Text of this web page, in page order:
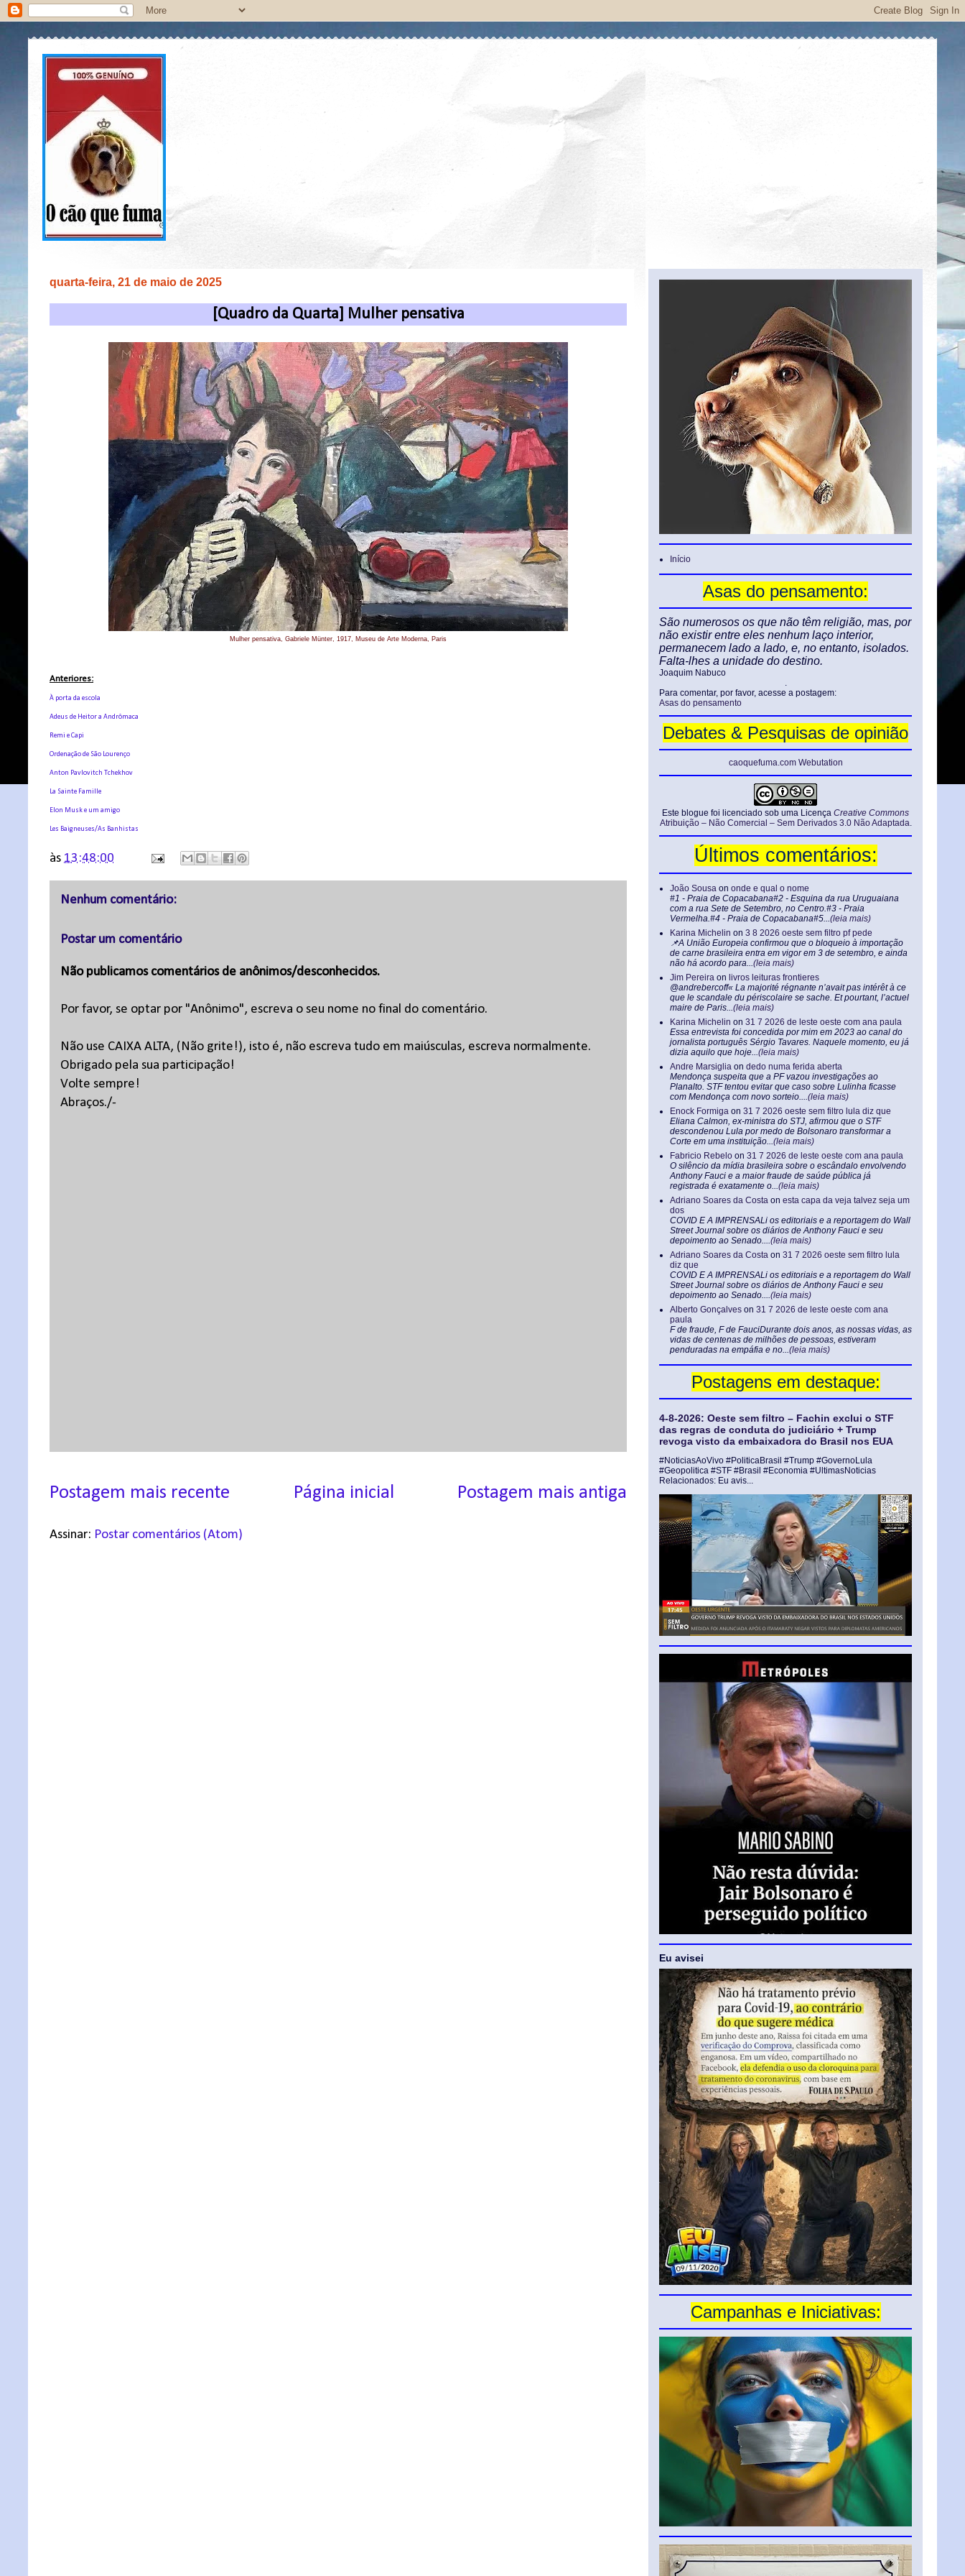
quarta-feira, 21 de maio de 2025
[Quadro da Quarta] Mulher pensativa
Mulher pensativa, Gabriele Münter, 1917, Museu de Arte Moderna, Paris
Anteriores:
À porta da escola
Adeus de Heitor a Andrômaca
Remi e Capi
Ordenação de São Lourenço
Anton Pavlovitch Tchekhov
La Sainte Famille
Elon Musk e um amigo
Les Baigneuses/As Banhistas
às 13:48:00
Nenhum comentário:
Postar um comentário
Não publicamos comentários de anônimos/desconhecidos.
Por favor, se optar por "Anônimo", escreva o seu nome no final do comentário.
Não use CAIXA ALTA, (Não grite!), isto é, não escreva tudo em maiúsculas, escreva normalmente.
Obrigado pela sua participação!
Volte sempre!
Abraços./-
Postagem mais recente Postagem mais antiga
Página inicial
Assinar: Postar comentários (Atom)
Início
Asas do pensamento:
São numerosos os que não têm religião, mas, por
não existir entre eles nenhum laço interior,
permanecem lado a lado, e, no entanto, isolados.
Falta-lhes a unidade do destino.
Joaquim Nabuco
.
Para comentar, por favor, acesse a postagem:
Asas do pensamento
Debates & Pesquisas de opinião
caoquefuma.com Webutation
Este blogue foi licenciado sob uma Licença Creative Commons
Atribuição – Não Comercial – Sem Derivados 3.0 Não Adaptada.
Últimos comentários:
João Sousa on onde e qual o nome
#1 - Praia de Copacabana#2 - Esquina da rua Uruguaiana
com a rua Sete de Setembro, no Centro.#3 - Praia
Vermelha.#4 - Praia de Copacabana#5...(leia mais)
Karina Michelin on 3 8 2026 oeste sem filtro pf pede
📌A União Europeia confirmou que o bloqueio à importação
de carne brasileira entra em vigor em 3 de setembro, e ainda
não há acordo para...(leia mais)
Jim Pereira on livros leituras frontieres
@andrebercoff« La majorité régnante n’avait pas intérêt à ce
que le scandale du périscolaire se sache. Et pourtant, l’actuel
maire de Paris...(leia mais)
Karina Michelin on 31 7 2026 de leste oeste com ana paula
Essa entrevista foi concedida por mim em 2023 ao canal do
jornalista português Sérgio Tavares. Naquele momento, eu já
dizia aquilo que hoje...(leia mais)
Andre Marsiglia on dedo numa ferida aberta
Mendonça suspeita que a PF vazou investigações ao
Planalto. STF tentou evitar que caso sobre Lulinha ficasse
com Mendonça com novo sorteio....(leia mais)
Enock Formiga on 31 7 2026 oeste sem filtro lula diz que
Eliana Calmon, ex-ministra do STJ, afirmou que o STF
descondenou Lula por medo de Bolsonaro transformar a
Corte em uma instituição...(leia mais)
Fabricio Rebelo on 31 7 2026 de leste oeste com ana paula
O silêncio da mídia brasileira sobre o escândalo envolvendo
Anthony Fauci e a maior fraude de saúde pública já
registrada é exatamente o...(leia mais)
Adriano Soares da Costa on esta capa da veja talvez seja um
dos
COVID E A IMPRENSALi os editoriais e a reportagem do Wall
Street Journal sobre os diários de Anthony Fauci e seu
depoimento ao Senado....(leia mais)
Adriano Soares da Costa on 31 7 2026 oeste sem filtro lula
diz que
COVID E A IMPRENSALi os editoriais e a reportagem do Wall
Street Journal sobre os diários de Anthony Fauci e seu
depoimento ao Senado....(leia mais)
Alberto Gonçalves on 31 7 2026 de leste oeste com ana
paula
F de fraude, F de FauciDurante dois anos, as nossas vidas, as
vidas de centenas de milhões de pessoas, estiveram
penduradas na empáfia e no...(leia mais)
Postagens em destaque:
4-8-2026: Oeste sem filtro – Fachin exclui o STF
das regras de conduta do judiciário + Trump
revoga visto da embaixadora do Brasil nos EUA
#NoticiasAoVivo #PoliticaBrasil #Trump #GovernoLula
#Geopolitica #STF #Brasil #Economia #UltimasNoticias
Relacionados: Eu avis...
Eu avisei
Campanhas e Iniciativas: